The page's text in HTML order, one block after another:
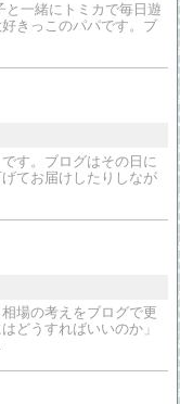
一緒にトミカで毎日遊
きっこのパパです。ブ
す。ブログはその日に
てお届けしたりしなが
場の考えをブログで更
どうすればいいのか」